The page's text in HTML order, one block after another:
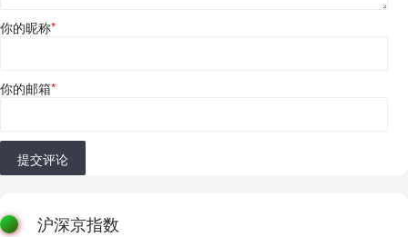
你的昵称*
你的邮箱*
提交评论
沪深京指数